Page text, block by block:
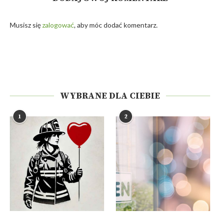
Musisz sięzalogować, aby móc dodać komentarz.
WYBRANE DLA CIEBIE
1 2